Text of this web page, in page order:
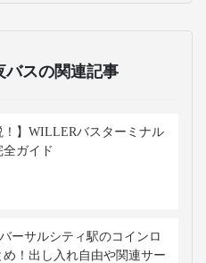
バスの関連記事
！】WILLERバスターミナル
ガイド
ーサルシティ駅のコインロ
め！出し入れ自由や関連サー